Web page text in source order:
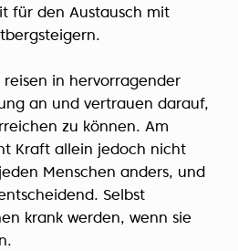
für den Austausch mit
reisen in hervorragender
an und vertrauen darauf,
zu können. Am
Kraft allein jedoch nicht
Menschen anders, und
Selbst
krank werden, wenn sie